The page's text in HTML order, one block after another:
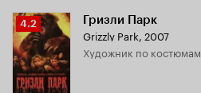
Рейтинг
Кинопоиска
4.2
4.2 Гризли Парк
Grizzly Park, 2007
Художник по костюмам